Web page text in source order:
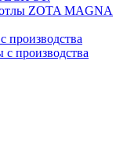
ZOTA MAGNA
производства
производства